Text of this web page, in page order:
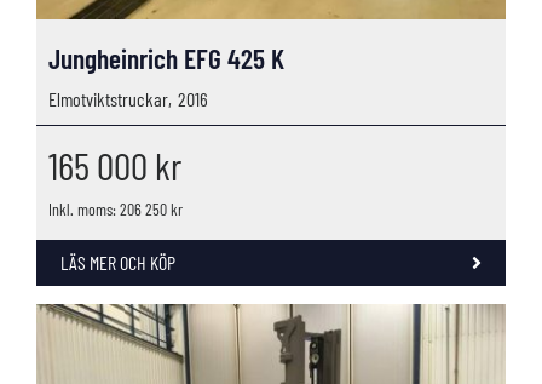
Jungheinrich EFG 425 K
Elmotviktstruckar, 2016
165 000 kr
Inkl. moms: 206 250 kr
LÄS MER OCH KÖP